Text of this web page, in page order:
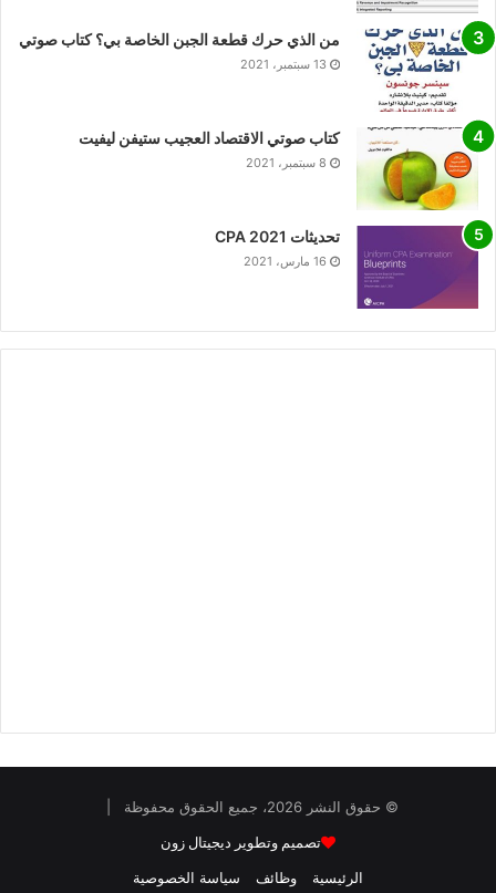
من الذي حرك قطعة الجبن الخاصة بي؟ كتاب صوتي
13 سبتمبر، 2021
كتاب صوتي الاقتصاد العجيب ستيفن ليفيت
8 سبتمبر، 2021
تحديثات CPA 2021
16 مارس، 2021
© حقوق النشر 2026، جميع الحقوق محفوظة |
تصميم وتطوير ديجيتال زون
الرئيسية وظائف سياسة الخصوصية